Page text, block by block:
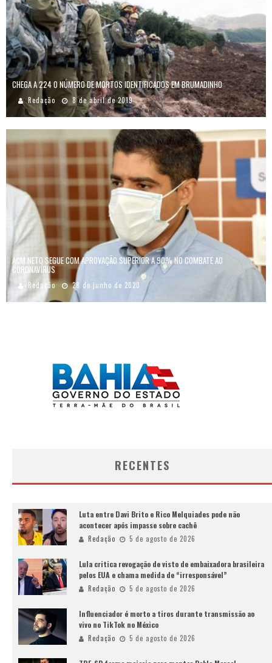
CHEGA A 224 O NÚMERO DE MORTOS IDENTIFICADOS EM BRUMADINHO
Redação 8 de abril de 2019
ACM NETO SEGUE COM APROVAÇÃO SUPERIOR A 90% NO COMBATE AO
CORONAVÍRUS
Redação 28 de junho de 2020
RECENTES
Luta entre Davi Brito e Rico Melquiades pode não
acontecer após impasse sobre cachê
Redação 5 de agosto de 2026
Lula critica revogação de visto de embaixadora brasileira
pelos EUA e chama medida de “irresponsável”
Redação 5 de agosto de 2026
Influenciador é morto a tiros durante transmissão ao
vivo no TikTok no México
Redação 5 de agosto de 2026